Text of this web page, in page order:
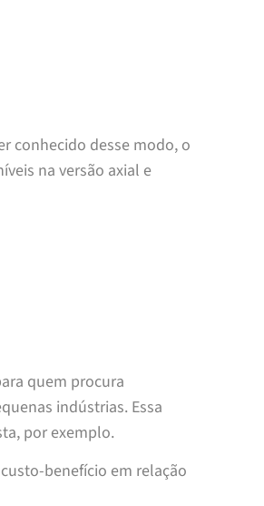
conhecido desse modo, o
na versão axial e
quem procura
indústrias. Essa
por exemplo.
benefício em relação